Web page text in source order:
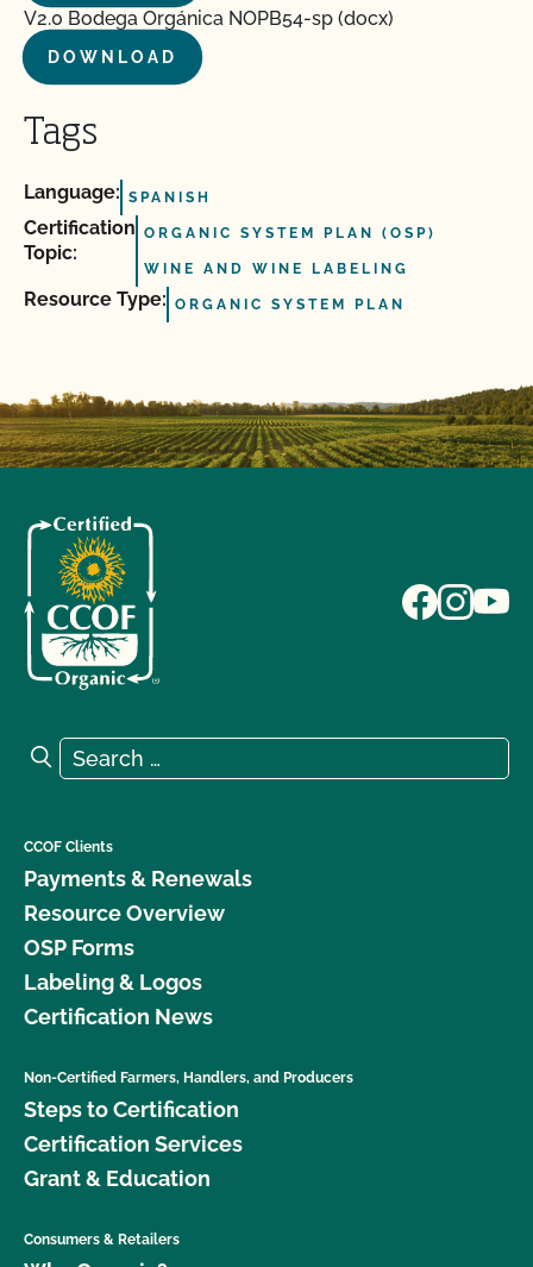
V2.0 Bodega Orgánica NOPB54-sp (docx)
DOWNLOAD
Tags
Language: SPANISH
Certification
Topic:
ORGANIC SYSTEM PLAN (OSP)
WINE AND WINE LABELING
Resource Type: ORGANIC SYSTEM PLAN
Search for:
Search
CCOF Clients
Payments & Renewals
Resource Overview
OSP Forms
Labeling & Logos
Certification News
Non-Certified Farmers, Handlers, and Producers
Steps to Certification
Certification Services
Grant & Education
Consumers & Retailers